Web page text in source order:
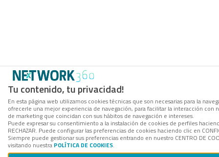
Tu contenido, tu privacidad!
En esta página web utilizamos cookies técnicas que son necesarias para la
ofrecerle una mejor experiencia de navegación, para facilitar la interacción
de marketing que coincidan con sus hábitos de navegación e intereses.
Puede expresar su consentimiento a la instalación de cookies de perfiles
RECHAZAR. Puede configurar las preferencias de cookies haciendo clic en
Siempre puede gestionar sus preferencias entrando en nuestro CENTRO DE
visitando nuestra POLÍTICA DE COOKIES.